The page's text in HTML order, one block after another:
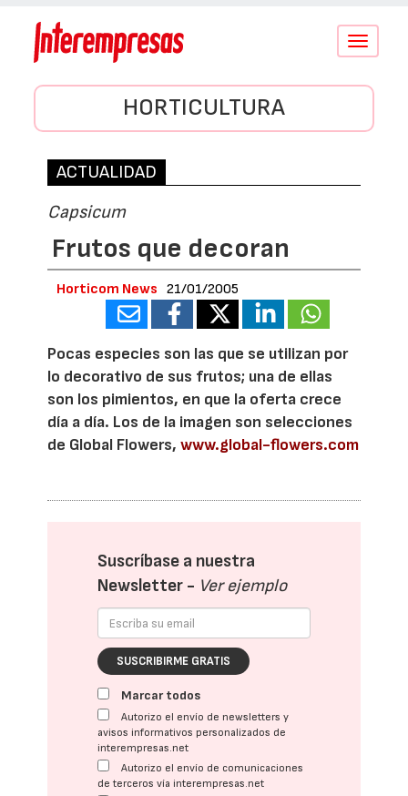
Conmutar
HORTICULTURA
ACTUALIDAD
Capsicum
Frutos que decoran
Horticom News 21/01/2005
Pocas especies son las que se utilizan por
lo decorativo de sus frutos; una de ellas
son los pimientos, en que la oferta crece
día a día. Los de la imagen son selecciones
de Global Flowers,www.global-flowers.com
Suscríbase a nuestra
Newsletter - Ver ejemplo
SUSCRIBIRME GRATIS
Marcar todos
Autorizo el envío de newsletters y
avisos informativos personalizados de
interempresas.net
Autorizo el envío de comunicaciones
de terceros vía interempresas.net